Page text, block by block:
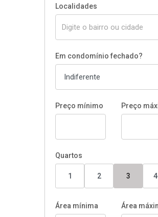
Localidades
Em condomínio fechado?
Preço mínimo Preço
Quartos
1 2 3
Área mínima Área